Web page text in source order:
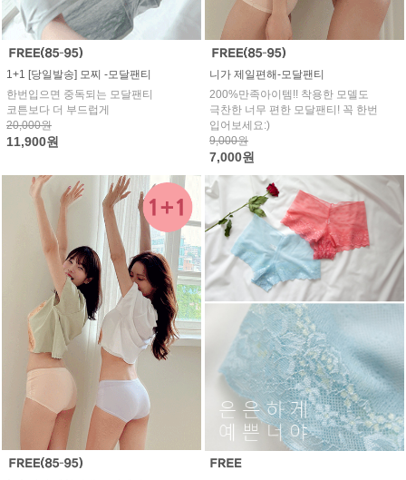
1+1 [당일발송] 모찌 -모달팬티
한번입으면 중독되는 모달팬티
코튼보다 더 부드럽게
20,000원
11,900원
니가 제일편해-모달팬티
200%만족아이템!! 착용한 모델도
극찬한 너무 편한 모달팬티! 꼭 한번
입어보세요:)
9,000원
7,000원